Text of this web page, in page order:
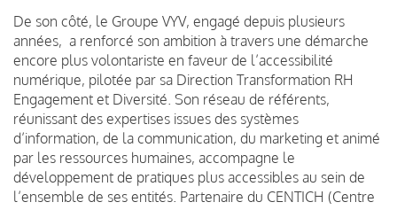
De son côté, le Groupe VYV, engagé depuis plusieurs
années, a renforcé son ambition à travers une démarche
encore plus volontariste en faveur de l’accessibilité
numérique, pilotée par sa Direction Transformation RH
Engagement et Diversité. Son réseau de référents,
réunissant des expertises issues des systèmes
d’information, de la communication, du marketing et animé
par les ressources humaines, accompagne le
développement de pratiques plus accessibles au sein de
l’ensemble de ses entités. Partenaire du CENTICH (Centre